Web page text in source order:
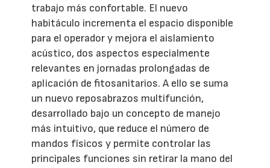
trabajo más confortable. El nuevo
habitáculo incrementa el espacio disponible
para el operador y mejora el aislamiento
acústico, dos aspectos especialmente
relevantes en jornadas prolongadas de
aplicación de fitosanitarios. A ello se suma
un nuevo reposabrazos multifunción,
desarrollado bajo un concepto de manejo
más intuitivo, que reduce el número de
mandos físicos y permite controlar las
principales funciones sin retirar la mano del